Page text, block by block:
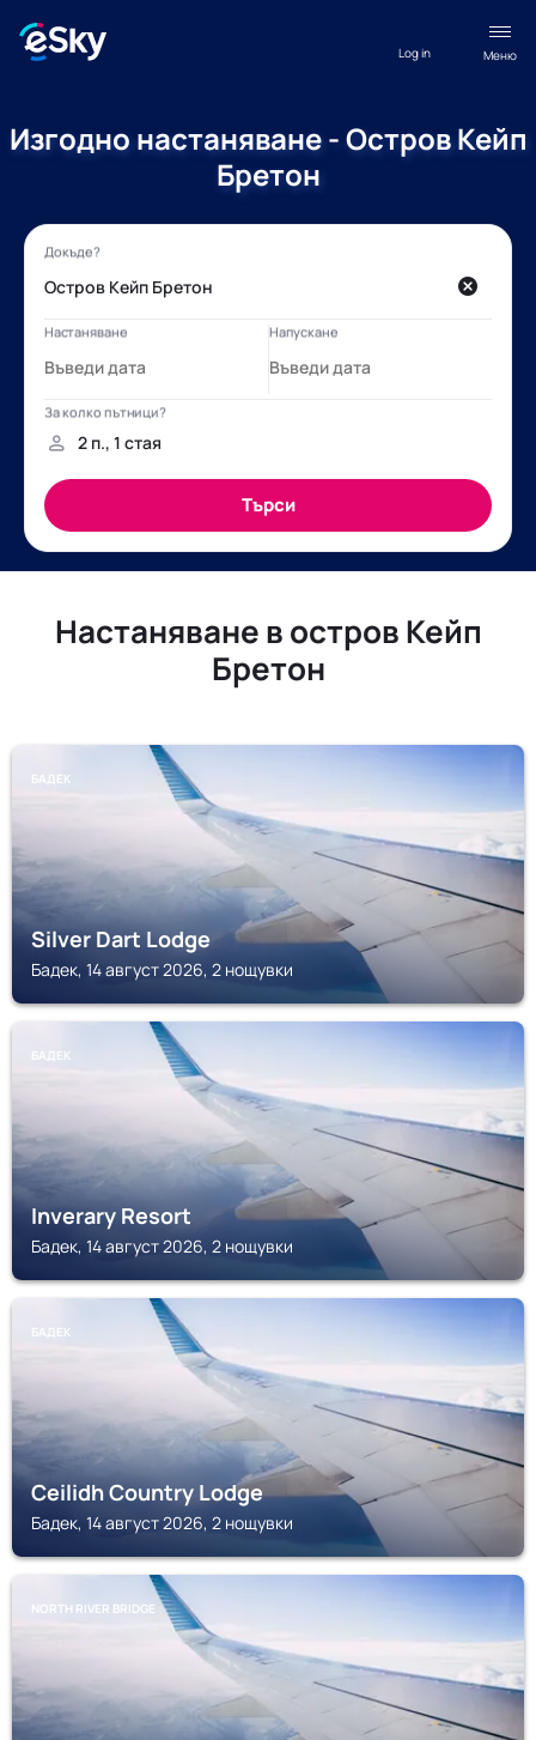
Меню
Log in
Изгодно настаняване - Остров Кейп
Бретон
Настаняване в остров Кейп
Бретон
БАДЕК
Silver Dart Lodge
Бадек, 14 август 2026, 2 нощувки
БАДЕК
Inverary Resort
Бадек, 14 август 2026, 2 нощувки
БАДЕК
Ceilidh Country Lodge
Бадек, 14 август 2026, 2 нощувки
NORTH RIVER BRIDGE